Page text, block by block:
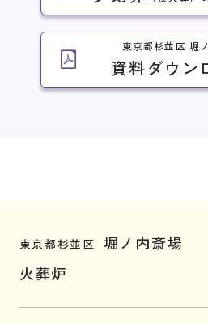
東京都杉並区 堀
資料ダウン
東京都杉並区
堀ノ内斎場
火葬炉